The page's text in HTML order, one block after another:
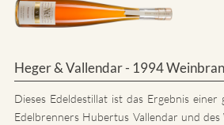
Heger & Vallendar - 1994
Dieses Edeldestillat ist das Ergebnis einer
Edelbrenners Hubertus Vallendar und des